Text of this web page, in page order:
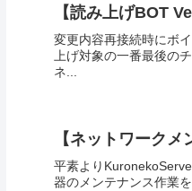
【読み上げBOT
変更内容再接続時にボ
上げ対象の一番最後の
ネ...
【ネットワーク
平素より
器のメンテナンス作業